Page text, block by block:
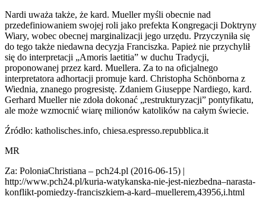
Nardi uważa także, że kard. Mueller myśli obecnie nad
przedefiniowaniem swojej roli jako prefekta Kongregacji Doktryny
Wiary, wobec obecnej marginalizacji jego urzędu. Przyczyniła się
do tego także niedawna decyzja Franciszka. Papież nie przychylił
się do interpretacji „Amoris laetitia” w duchu Tradycji,
proponowanej przez kard. Muellera. Za to na oficjalnego
interpretatora adhortacji promuje kard. Christopha Schönborna z
Wiednia, znanego progresistę. Zdaniem Giuseppe Nardiego, kard.
Gerhard Mueller nie zdoła dokonać „restrukturyzacji” pontyfikatu,
ale może wzmocnić wiarę milionów katolików na całym świecie.
Źródło: katholisches.info, chiesa.espresso.repubblica.it
MR
Za: PoloniaChristiana – pch24.pl (2016-06-15) |
http://www.pch24.pl/kuria-watykanska-nie-jest-niezbedna–narasta-
konflikt-pomiedzy-franciszkiem-a-kard–muellerem,43956,i.html